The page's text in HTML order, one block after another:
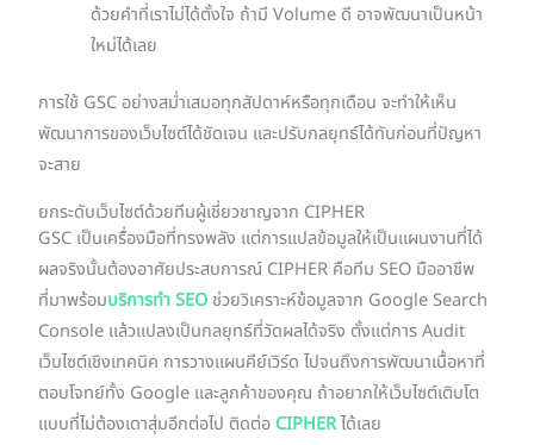
ด้วยคำที่เราไม่ได้ตั้งใจ ถ้ามี Volume ดี อาจพัฒนาเป็นหน้า
ใหม่ได้เลย
การใช้ GSC อย่างสม่ำเสมอทุกสัปดาห์หรือทุกเดือน จะทำให้เห็น
พัฒนาการของเว็บไซต์ได้ชัดเจน และปรับกลยุทธ์ได้ทันก่อนที่ปัญหา
จะสาย
ยกระดับเว็บไซต์ด้วยทีมผู้เชี่ยวชาญจาก CIPHER
GSC เป็นเครื่องมือที่ทรงพลัง แต่การแปลข้อมูลให้เป็นแผนงานที่ได้
ผลจริงนั้นต้องอาศัยประสบการณ์ CIPHER คือทีม SEO มืออาชีพ
ที่มาพร้อมบริการทำ SEO ช่วยวิเคราะห์ข้อมูลจาก Google Search
Console แล้วแปลงเป็นกลยุทธ์ที่วัดผลได้จริง ตั้งแต่การ Audit
เว็บไซต์เชิงเทคนิค การวางแผนคีย์เวิร์ด ไปจนถึงการพัฒนาเนื้อหาที่
ตอบโจทย์ทั้ง Google และลูกค้าของคุณ ถ้าอยากให้เว็บไซต์เติบโต
แบบที่ไม่ต้องเดาสุ่มอีกต่อไป ติดต่อ CIPHERได้เลย